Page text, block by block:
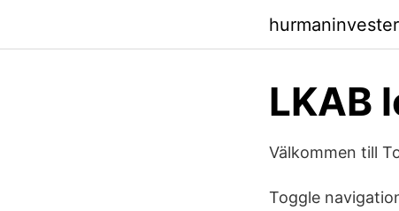
LKAB
Välkommen till
Toggle